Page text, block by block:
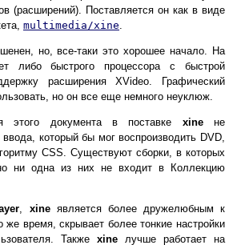
(расширений). Поставляется он как в виде
multimedia/xine
но, все-таки это хорошее начало. На
либо быстрого процессора с быстрой
расширения XVideo. Графический
но он все еще немного неуклюж.
этого документа в поставке xineне
который бы мог воспроизводить DVD,
CSS. Существуют сборки, в которых
ни одна из них не входит в Коллекцию
xineявляется более дружелюбным к
же время, скрывает более тонкие настройки
Также xine лучше работает на